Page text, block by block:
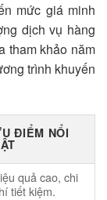
mức giá minh
dịch vụ hàng
tham khảo năm
trình khuyến
ĐIỂM NỔI
quả cao, chi
tiết kiệm.